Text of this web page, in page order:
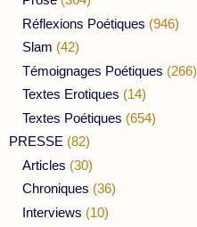
Réflexions Poétiques (946)
Slam (42)
Témoignages Poétiques (266)
Textes Erotiques (14)
Textes Poétiques (654)
PRESSE (82)
Articles (30)
Chroniques (36)
Interviews (10)